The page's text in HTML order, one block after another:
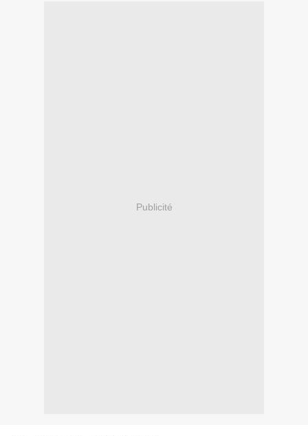
Publicité